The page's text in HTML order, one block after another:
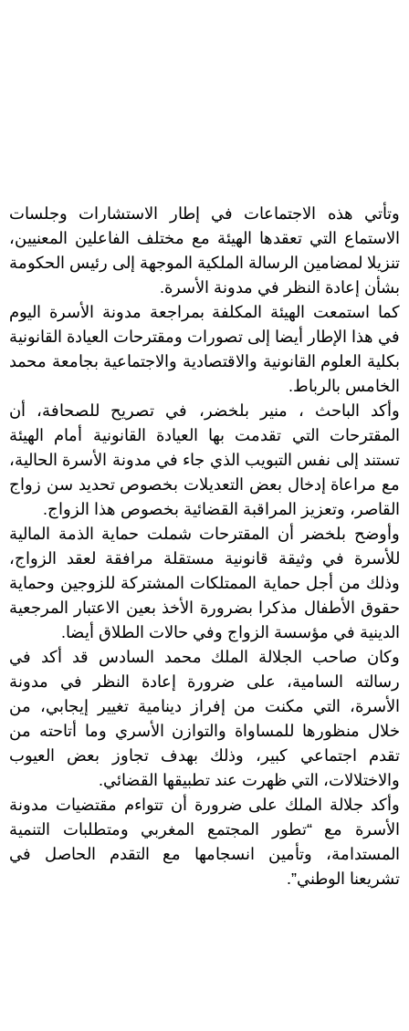
وتأتي هذه الاجتماعات في إطار الاستشارات وجلسات
الاستماع التي تعقدها الهيئة مع مختلف الفاعلين المعنيين،
تنزيلا لمضامين الرسالة الملكية الموجهة إلى رئيس الحكومة
بشأن إعادة النظر في مدونة الأسرة.
كما استمعت الهيئة المكلفة بمراجعة مدونة الأسرة اليوم
في هذا الإطار أيضا إلى تصورات ومقترحات العيادة القانونية
بكلية العلوم القانونية والاقتصادية والاجتماعية بجامعة محمد
الخامس بالرباط.
وأكد الباحث ، منير بلخضر، في تصريح للصحافة، أن
المقترحات التي تقدمت بها العيادة القانونية أمام الهيئة
تستند إلى نفس التبويب الذي جاء في مدونة الأسرة الحالية،
مع مراعاة إدخال بعض التعديلات بخصوص تحديد سن زواج
القاصر، وتعزيز المراقبة القضائية بخصوص هذا الزواج.
وأوضح بلخضر أن المقترحات شملت حماية الذمة المالية
للأسرة في وثيقة قانونية مستقلة مرافقة لعقد الزواج،
وذلك من أجل حماية الممتلكات المشتركة للزوجين وحماية
حقوق الأطفال مذكرا بضرورة الأخذ بعين الاعتبار المرجعية
الدينية في مؤسسة الزواج وفي حالات الطلاق أيضا.
وكان صاحب الجلالة الملك محمد السادس قد أكد في
رسالته السامية، على ضرورة إعادة النظر في مدونة
الأسرة، التي مكنت من إفراز دينامية تغيير إيجابي، من
خلال منظورها للمساواة والتوازن الأسري وما أتاحته من
تقدم اجتماعي كبير، وذلك بهدف تجاوز بعض العيوب
والاختلالات، التي ظهرت عند تطبيقها القضائي.
وأكد جلالة الملك على ضرورة أن تتواءم مقتضيات مدونة
الأسرة مع “تطور المجتمع المغربي ومتطلبات التنمية
المستدامة، وتأمين انسجامها مع التقدم الحاصل في
تشريعنا الوطني”.